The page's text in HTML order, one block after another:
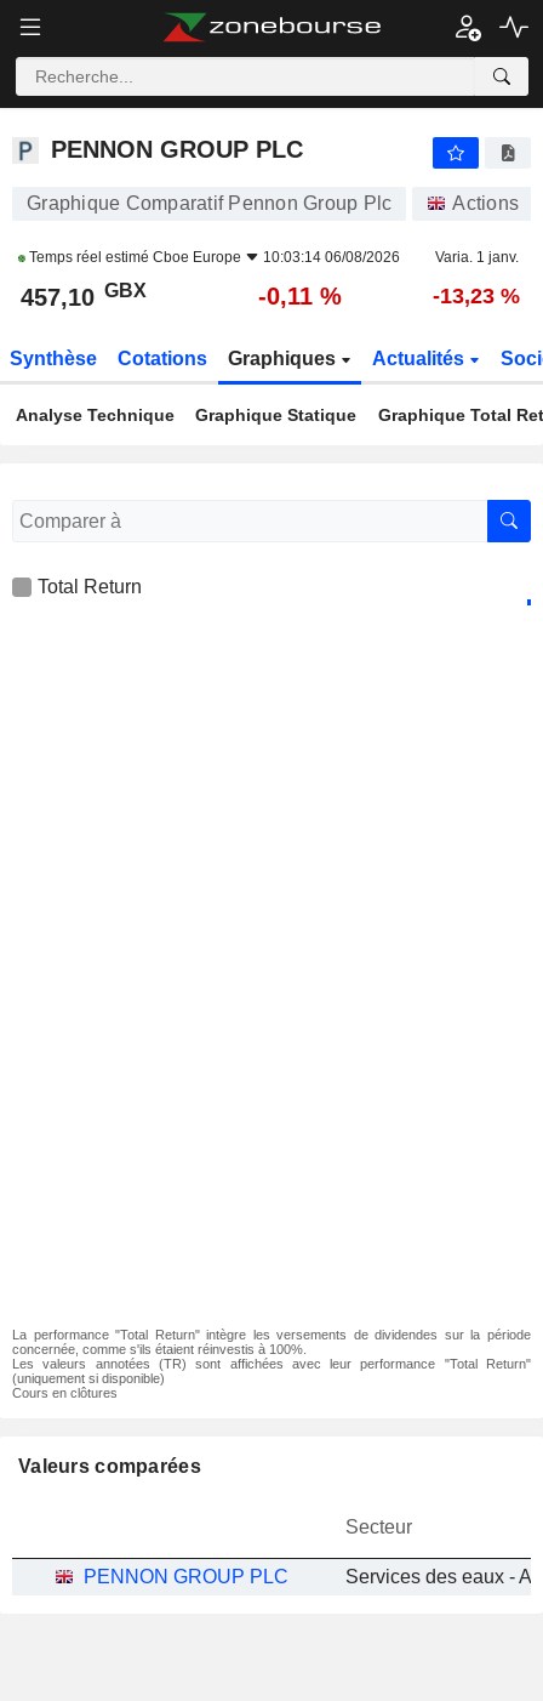
PENNON GROUP PLC
PENNON GROUP PLC
Graphique Comparatif Pennon Group Plc Actions
Temps réel estimé Cboe Europe 10:03:14 06/08/2026 Varia. 1 janv.
457,10 GBX -0,11 % -13,23 %
Synthèse Cotations Graphiques Actualités
Analyse Technique Graphique Statique Graphique Total
Total Return
La performance "Total Return" intègre les versements de dividendes sur la période
concernée, comme s'ils étaient réinvestis à 100%.
Les valeurs annotées (TR) sont affichées avec leur performance "Total Return"
(uniquement si disponible)
Cours en clôtures
Valeurs comparées
Secteur
PENNON GROUP PLC Services des eaux -